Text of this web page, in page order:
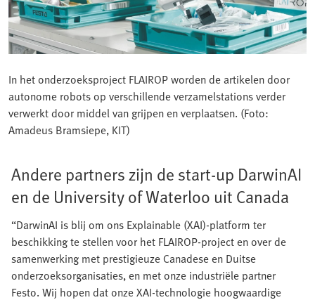
In het onderzoeksproject FLAIROP worden de artikelen door
autonome robots op verschillende verzamelstations verder
verwerkt door middel van grijpen en verplaatsen. (Foto:
Amadeus Bramsiepe, KIT)
Andere partners zijn de start-up DarwinAI
en de University of Waterloo uit Canada
“DarwinAI is blij om ons Explainable (XAI)-platform ter
beschikking te stellen voor het FLAIROP-project en over de
samenwerking met prestigieuze Canadese en Duitse
onderzoeksorganisaties, en met onze industriële partner
Festo. Wij hopen dat onze XAI-technologie hoogwaardige